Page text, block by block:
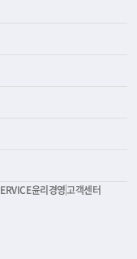
윤리경영고객센터